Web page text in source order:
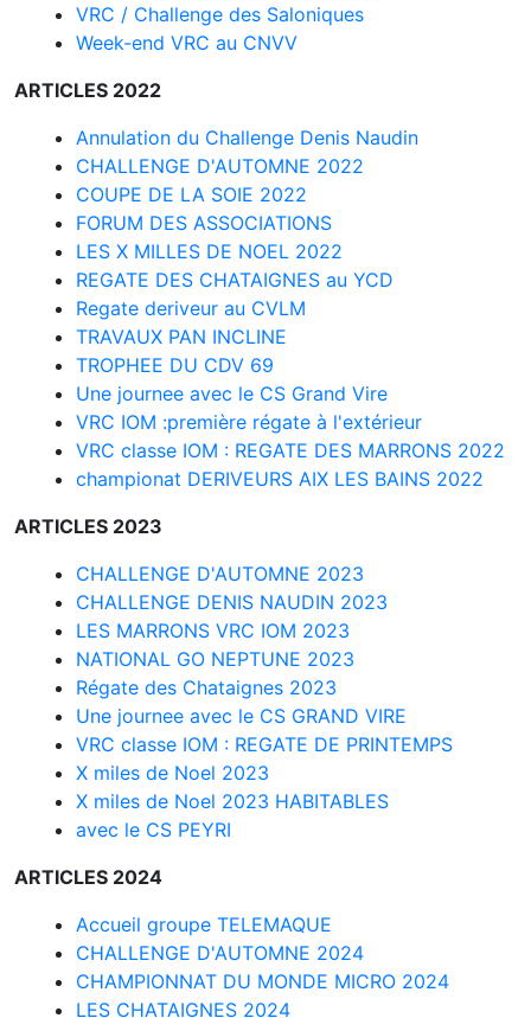
VRC / Challenge des Saloniques
Week-end VRC au CNVV
ARTICLES 2022
Annulation du Challenge Denis Naudin
CHALLENGE D'AUTOMNE 2022
COUPE DE LA SOIE 2022
FORUM DES ASSOCIATIONS
LES X MILLES DE NOEL 2022
REGATE DES CHATAIGNES au YCD
Regate deriveur au CVLM
TRAVAUX PAN INCLINE
TROPHEE DU CDV 69
Une journee avec le CS Grand Vire
VRC IOM :première régate à l'extérieur
VRC classe IOM : REGATE DES MARRONS 2022
championat DERIVEURS AIX LES BAINS 2022
ARTICLES 2023
CHALLENGE D'AUTOMNE 2023
CHALLENGE DENIS NAUDIN 2023
LES MARRONS VRC IOM 2023
NATIONAL GO NEPTUNE 2023
Régate des Chataignes 2023
Une journee avec le CS GRAND VIRE
VRC classe IOM : REGATE DE PRINTEMPS
X miles de Noel 2023
X miles de Noel 2023 HABITABLES
avec le CS PEYRI
ARTICLES 2024
Accueil groupe TELEMAQUE
CHALLENGE D'AUTOMNE 2024
CHAMPIONNAT DU MONDE MICRO 2024
LES CHATAIGNES 2024